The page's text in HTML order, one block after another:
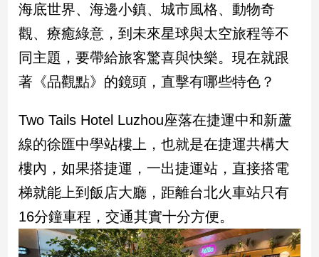
品
觀
點
民
調
會
點
觀
點
兩
海底世界、海邊小鎮、城市風格、動物奇
觀、療癒綠意，到未來星球與太空旅程等不
同主題，要帶給旅客驚喜與快樂。現在就跟
著《品觀點》的鏡頭，直擊有哪些特色？
Two Tails Hotel Luzhou座落在捷運中和新蘆
線的徐匯中學站樓上，也就是在捷運共構大
樓內，如果搭捷運，一出捷運站，直接搭電
梯就能上到飯店大廳，距離台北火車站只有
16分鐘車程，交通其實十分方便。